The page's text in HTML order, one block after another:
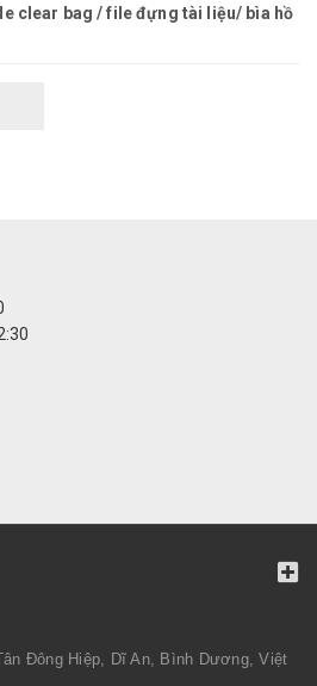
clear bag / file đựng tài liệu/ bìa hồ
Đông Hiệp, Dĩ An, Bình Dương, Việt